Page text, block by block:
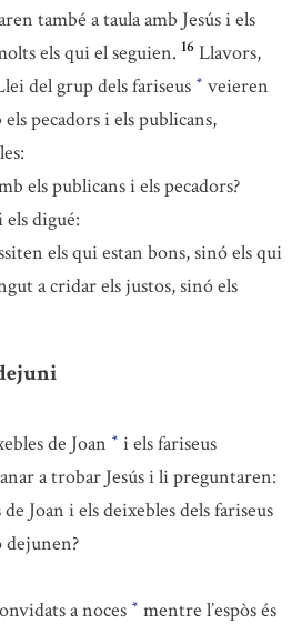
també a taula amb Jesús i els
els qui el seguien. 16 Llavors,
del grup dels fariseus * veieren
pecadors i els publicans,
els publicans i els pecadors?
els digué:
els qui estan bons, sinó els qui
a cridar els justos, sinó els
de Joan * i els fariseus
a trobar Jesús i li preguntaren:
Joan i els deixebles dels fariseus
dejunen?
a noces * mentre l’espòs és